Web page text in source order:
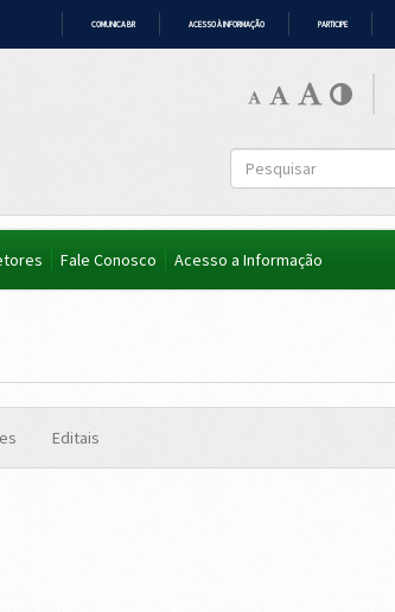
COMUNICA BR ACESSO À INFORMAÇÃO PARTICIPE
Fale Conosco Acesso a Informação
Editais